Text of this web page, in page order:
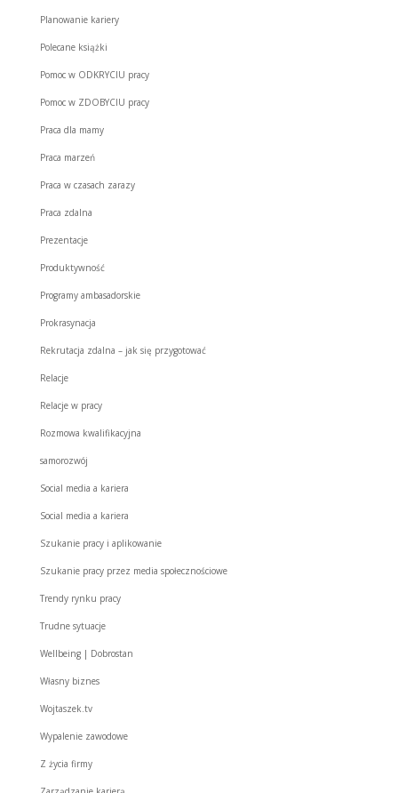
Planowanie kariery
Polecane książki
Pomoc w ODKRYCIU pracy
Pomoc w ZDOBYCIU pracy
Praca dla mamy
Praca marzeń
Praca w czasach zarazy
Praca zdalna
Prezentacje
Produktywność
Programy ambasadorskie
Prokrasynacja
Rekrutacja zdalna – jak się przygotować
Relacje
Relacje w pracy
Rozmowa kwalifikacyjna
samorozwój
Social media a kariera
Social media a kariera
Szukanie pracy i aplikowanie
Szukanie pracy przez media społecznościowe
Trendy rynku pracy
Trudne sytuacje
Wellbeing | Dobrostan
Własny biznes
Wojtaszek.tv
Wypalenie zawodowe
Z życia firmy